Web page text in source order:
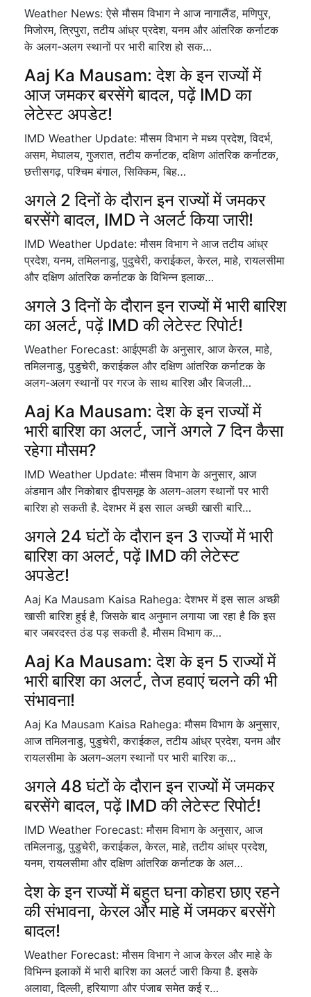
Weather News: ऐसे मौसम विभाग ने आज नागालैंड, मणिपुर,
मिजोरम, त्रिपुरा, तटीय आंध्र प्रदेश, यनम और आंतरिक कर्नाटक
के अलग-अलग स्थानों पर भारी बारिश हो सक…
Aaj Ka Mausam: देश के इन राज्यों में
आज जमकर बरसेंगे बादल, पढ़ें IMD का
लेटेस्ट अपडेट!
IMD Weather Update: मौसम विभाग ने मध्य प्रदेश, विदर्भ,
असम, मेघालय, गुजरात, तटीय कर्नाटक, दक्षिण आंतरिक कर्नाटक,
छत्तीसगढ़, पश्चिम बंगाल, सिक्किम, बिह…
अगले 2 दिनों के दौरान इन राज्यों में जमकर
बरसेंगे बादल, IMD ने अलर्ट किया जारी!
IMD Weather Update: मौसम विभाग ने आज तटीय आंध्र
प्रदेश, यनम, तमिलनाडु, पुदुचेरी, कराईकल, केरल, माहे, रायलसीमा
और दक्षिण आंतरिक कर्नाटक के विभिन्न इलाक…
अगले 3 दिनों के दौरान इन राज्यों में भारी बारिश
का अलर्ट, पढ़ें IMD की लेटेस्ट रिपोर्ट!
Weather Forecast: आईएमडी के अनुसार, आज केरल, माहे,
तमिलनाडु, पुडुचेरी, कराईकल और दक्षिण आंतरिक कर्नाटक के
अलग-अलग स्थानों पर गरज के साथ बारिश और बिजली…
Aaj Ka Mausam: देश के इन राज्यों में
भारी बारिश का अलर्ट, जानें अगले 7 दिन कैसा
रहेगा मौसम?
IMD Weather Update: मौसम विभाग के अनुसार, आज
अंडमान और निकोबार द्वीपसमूह के अलग-अलग स्थानों पर भारी
बारिश हो सकती है. देशभर में इस साल अच्छी खासी बारि…
अगले 24 घंटों के दौरान इन 3 राज्यों में भारी
बारिश का अलर्ट, पढ़ें IMD की लेटेस्ट
अपडेट!
Aaj Ka Mausam Kaisa Rahega: देशभर में इस साल अच्छी
खासी बारिश हुई है, जिसके बाद अनुमान लगाया जा रहा है कि इस
बार जबरदस्त ठंड पड़ सकती है. मौसम विभाग क…
Aaj Ka Mausam: देश के इन 5 राज्यों में
भारी बारिश का अलर्ट, तेज हवाएं चलने की भी
संभावना!
Aaj Ka Mausam Kaisa Rahega: मौसम विभाग के अनुसार,
आज तमिलनाडु, पुडुचेरी, कराईकल, तटीय आंध्र प्रदेश, यनम और
रायलसीमा के अलग-अलग स्थानों पर भारी बारिश क…
अगले 48 घंटों के दौरान इन राज्यों में जमकर
बरसेंगे बादल, पढ़ें IMD की लेटेस्ट रिपोर्ट!
IMD Weather Forecast: मौसम विभाग के अनुसार, आज
तमिलनाडु, पुडुचेरी, कराईकल, केरल, माहे, तटीय आंध्र प्रदेश,
यनम, रायलसीमा और दक्षिण आंतरिक कर्नाटक के अल…
देश के इन राज्यों में बहुत घना कोहरा छाए रहने
की संभावना, केरल और माहे में जमकर बरसेंगे
बादल!
Weather Forecast: मौसम विभाग ने आज केरल और माहे के
विभिन्न इलाकों में भारी बारिश का अलर्ट जारी किया है. इसके
अलावा, दिल्ली, हरियाणा और पंजाब समेत कई र…